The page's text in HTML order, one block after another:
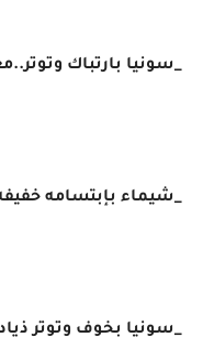
_سونيا بارتباك
_شيماء بإبتسامه
_سونيا بخوف وتوتر